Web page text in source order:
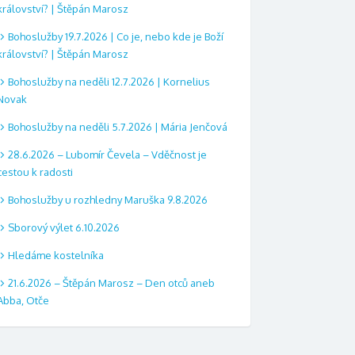
| Štěpán Marosz
Bohoslužby 19.7.2026 | Co je, nebo kde je Boží
| Štěpán Marosz
Bohoslužby na neděli 12.7.2026 | Kornelius
Bohoslužby na neděli 5.7.2026 | Mária Jenčová
28.6.2026 – Lubomír Čevela – Vděčnost je
k radosti
Bohoslužby u rozhledny Maruška 9.8.2026
Sborový výlet 6.10.2026
Hledáme kostelníka
21.6.2026 – Štěpán Marosz – Den otců aneb
Otče